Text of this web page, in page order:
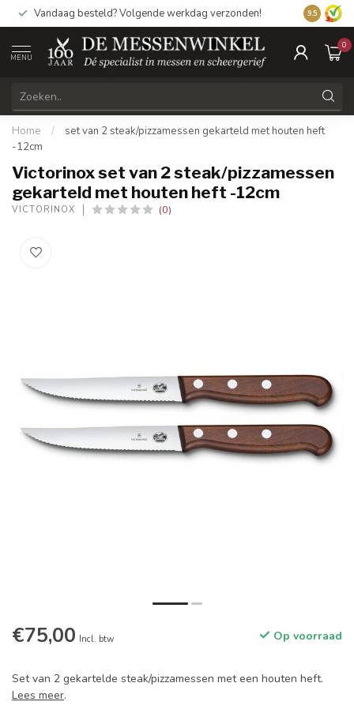
Vandaag besteld? Volgende werkdag verzonden! 9.5
MENU
0
Home /
set van 2 steak/pizzamessen gekarteld met houten heft
-12cm
Victorinox set van 2 steak/pizzamessen
gekarteld met houten heft -12cm
VICTORINOX (0)
€75,00 Incl. btw Op voorraad
Set van 2 gekartelde steak/pizzamessen met een houten heft.
Lees meer.